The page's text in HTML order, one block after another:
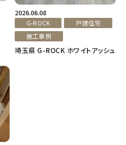
2026.06.08
G-ROCK
戸建住宅
施工事例
埼玉県 G-ROCK ホワイトアッシュ